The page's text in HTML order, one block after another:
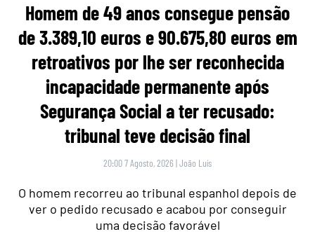
Homem de 49 anos consegue pensão
de 3.389,10 euros e 90.675,80 euros em
retroativos por lhe ser reconhecida
incapacidade permanente após
Segurança Social a ter recusado:
tribunal teve decisão final
20:00 7 Agosto, 2026 |João Luís
O homem recorreu ao tribunal espanhol depois de
ver o pedido recusado e acabou por conseguir
uma decisão favorável